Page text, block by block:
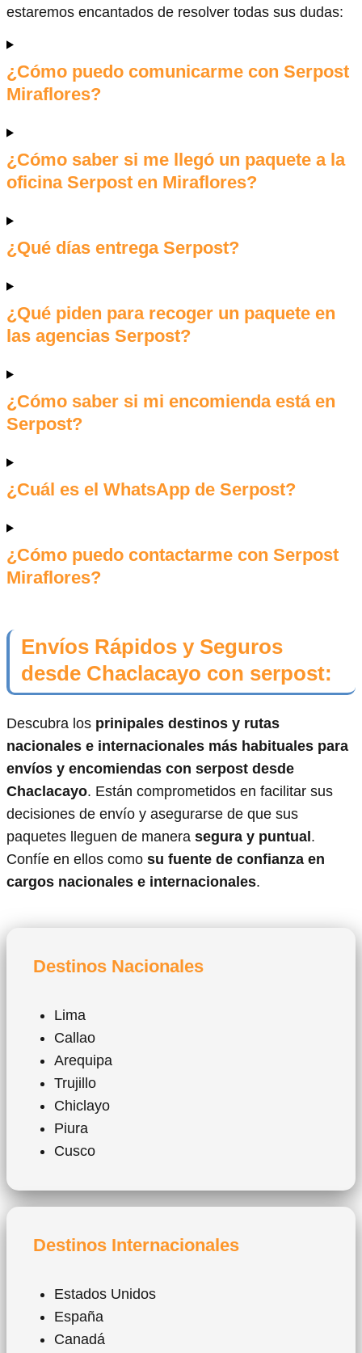
estaremos encantados de resolver todas sus dudas:
¿Cómo puedo comunicarme con Serpost
Miraflores?
¿Cómo saber si me llegó un paquete a la
oficina Serpost en Miraflores?
¿Qué días entrega Serpost?
¿Qué piden para recoger un paquete en
las agencias Serpost?
¿Cómo saber si mi encomienda está en
Serpost?
¿Cuál es el WhatsApp de Serpost?
¿Cómo puedo contactarme con Serpost
Miraflores?
Envíos Rápidos y Seguros
desde Chaclacayo con serpost:
Descubra los prinipales destinos y rutas
nacionales e internacionales más habituales para
envíos y encomiendas con serpost desde
Chaclacayo. Están comprometidos en facilitar sus
decisiones de envío y asegurarse de que sus
paquetes lleguen de manera segura y puntual .
Confíe en ellos como su fuente de confianza en
cargos nacionales e internacionales.
Destinos Nacionales
Lima
Callao
Arequipa
Trujillo
Chiclayo
Piura
Cusco
Destinos Internacionales
Estados Unidos
España
Canadá